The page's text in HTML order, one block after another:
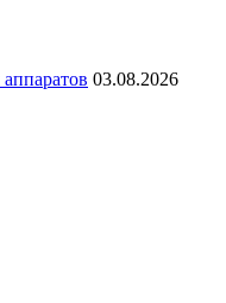
03.08.2026